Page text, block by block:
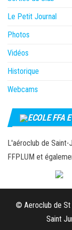
Le Petit Journal
Photos
Vidéos
Historique
Webcams
ECOLE FFA
L'aéroclub de Saint-
FFPLUM et
© Aeroclub de St
Saint